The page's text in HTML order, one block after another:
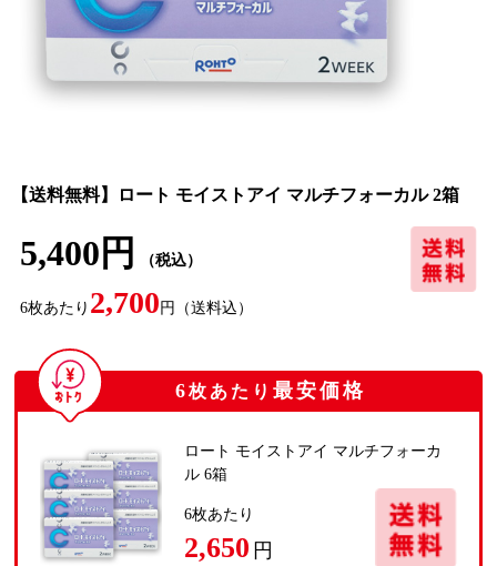
【送料無料】ロート モイストアイ マルチフォーカル 2箱
5,400円 （税込）
6枚あたり 2,700 円 （送料込）
6枚あたり 最安価格
ロート モイストアイ マルチフォーカ
ル 6箱
6枚あたり
2,650 円